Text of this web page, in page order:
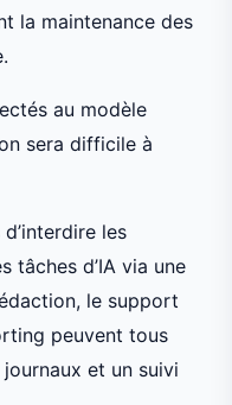
la maintenance des
au modèle
sera difficile à
d’interdire les
tâches d’IA via une
le support
peuvent tous
et un suivi